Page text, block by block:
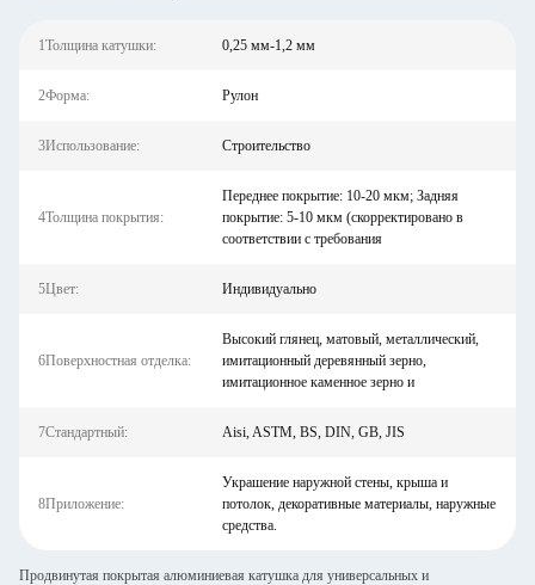
1Толщина катушки: 0,25 мм-1,2 мм
2Форма: Рулон
3Использование: Строительство
4Толщина покрытия:
Переднее покрытие: 10-20 мкм; Задняя
покрытие: 5-10 мкм (скорректировано в
соответствии с требования
5Цвет: Индивидуально
6Поверхностная отделка:
Высокий глянец, матовый, металлический,
имитационный деревянный зерно,
имитационное каменное зерно и
7Стандартный: Aisi, ASTM, BS, DIN, GB, JIS
8Приложение:
Украшение наружной стены, крыша и
потолок, декоративные материалы, наружные
средства.
Продвинутая покрытая алюминиевая катушка для универсальных и